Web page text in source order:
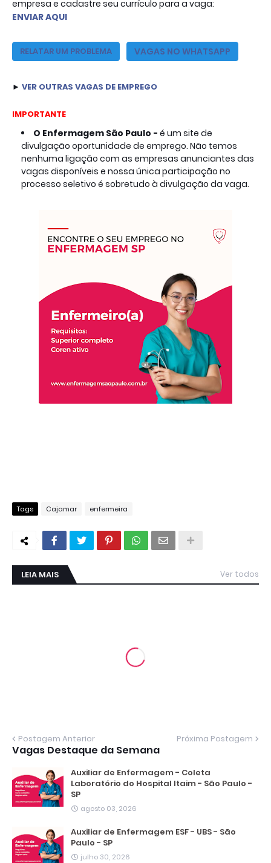
empresa e cadastre seu currículo para a vaga:
ENVIAR AQUI
RELATAR UM PROBLEMA VAGAS NO WHATSAPP
► VER OUTRAS VAGAS DE EMPREGO
IMPORTANTE
O Enfermagem São Paulo - é um site de
divulgação oportunidade de emprego. Não temos
nenhuma ligação com as empresas anunciantes das
vagas disponíveis e nossa única participação no
processo seletivo é sobretudo à divulgação da vaga.
Tags Cajamar enfermeira
LEIA MAIS Ver todos
Postagem Anterior Próxima Postagem
Vagas Destaque da Semana
Auxiliar de Enfermagem - Coleta
Laboratório do Hospital Itaim - São Paulo -
SP
agosto 03, 2026
Auxiliar de Enfermagem ESF - UBS - São
Paulo - SP
julho 30, 2026